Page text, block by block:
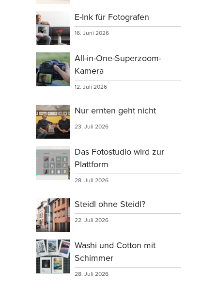
E-Ink für Fotografen
16. Juni 2026
All-in-One-Superzoom-
Kamera
12. Juli 2026
Nur ernten geht nicht
23. Juli 2026
Das Fotostudio wird zur
Plattform
28. Juli 2026
Steidl ohne Steidl?
22. Juli 2026
Washi und Cotton mit
Schimmer
28. Juli 2026